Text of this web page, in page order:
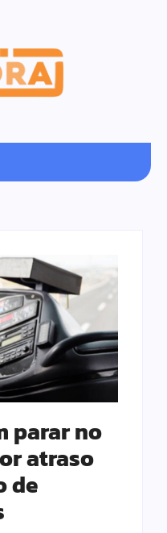
parar no
atraso
de